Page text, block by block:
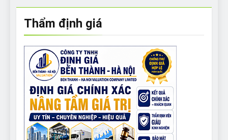
Thẩm định giá